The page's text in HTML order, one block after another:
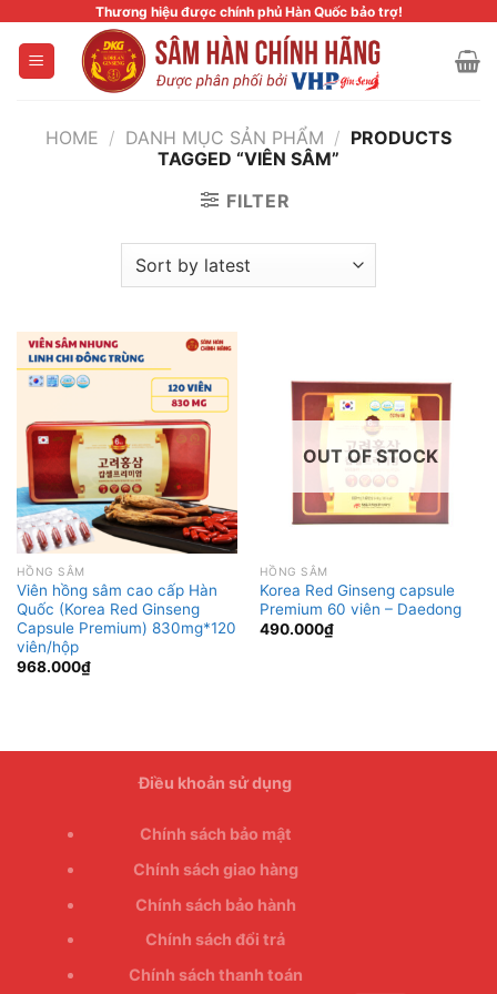
content
Thương hiệu được chính phủ Hàn Quốc bảo trợ!
HOME / DANH MỤC SẢN PHẨM / PRODUCTS
TAGGED “VIÊN SÂM”
FILTER
HỒNG SÂM
Viên hồng sâm cao cấp Hàn
Quốc (Korea Red Ginseng
Capsule Premium) 830mg*120
viên/hộp
968.000₫
OUT OF STOCK
HỒNG SÂM
Korea Red Ginseng capsule
Premium 60 viên – Daedong
490.000₫
Điều khoản sử dụng
Chính sách bảo mật
Chính sách giao hàng
Chính sách bảo hành
Chính sách đổi trả
Chính sách thanh toán